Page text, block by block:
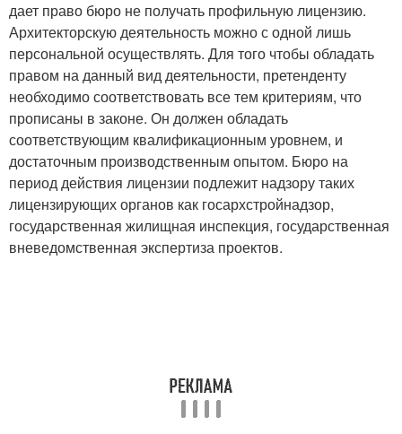
дает право бюро не получать профильную лицензию.
Архитекторскую деятельность можно с одной лишь
персональной осуществлять. Для того чтобы обладать
правом на данный вид деятельности, претенденту
необходимо соответствовать все тем критериям, что
прописаны в законе. Он должен обладать
соответствующим квалификационным уровнем, и
достаточным производственным опытом. Бюро на
период действия лицензии подлежит надзору таких
лицензирующих органов как госархстройнадзор,
государственная жилищная инспекция, государственная
вневедомственная экспертиза проектов.